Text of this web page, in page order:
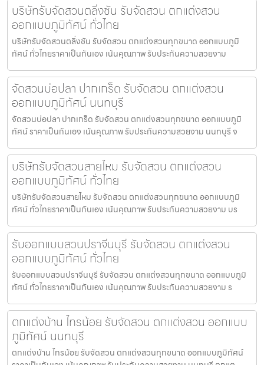
บริษัทรับจัดสวนตลิ่งชัน รับจัดสวน ตกแต่งสวน
ออกแบบภูมิทัศน์ ทั่วไทย
บริษัทรับจัดสวนตลิ่งชัน รับจัดสวน ตกแต่งสวนทุกขนาด ออกแบบภูมิ
ทัศน์ ทั่วไทยราคาเป็นกันเอง เน้นคุณภาพ รับประกันความสวยงาม
จัดสวนบ่อปลา ปากเกร็ด รับจัดสวน ตกแต่งสวน
ออกแบบภูมิทัศน์ นนทบุรี
จัดสวนบ่อปลา ปากเกร็ด รับจัดสวน ตกแต่งสวนทุกขนาด ออกแบบภูมิ
ทัศน์ ราคาเป็นกันเอง เน้นคุณภาพ รับประกันความสวยงาม นนทบุรี จ
บริษัทรับจัดสวนสายไหม รับจัดสวน ตกแต่งสวน
ออกแบบภูมิทัศน์ ทั่วไทย
บริษัทรับจัดสวนสายไหม รับจัดสวน ตกแต่งสวนทุกขนาด ออกแบบภูมิ
ทัศน์ ทั่วไทยราคาเป็นกันเอง เน้นคุณภาพ รับประกันความสวยงาม บร
รับออกแบบสวนปราจีนบุรี รับจัดสวน ตกแต่งสวน
ออกแบบภูมิทัศน์ ทั่วไทย
รับออกแบบสวนปราจีนบุรี รับจัดสวน ตกแต่งสวนทุกขนาด ออกแบบภูมิ
ทัศน์ ทั่วไทยราคาเป็นกันเอง เน้นคุณภาพ รับประกันความสวยงาม ร
ตกแต่งบ้าน ไทรน้อย รับจัดสวน ตกแต่งสวน ออกแบบ
ภูมิทัศน์ นนทบุรี
ตกแต่งบ้าน ไทรน้อย รับจัดสวน ตกแต่งสวนทุกขนาด ออกแบบภูมิทัศน์